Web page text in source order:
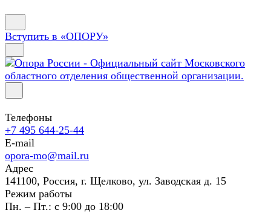
Вступить в «ОПОРУ»
Телефоны
+7 495 644-25-44
E-mail
opora-mo@mail.ru
Адрес
141100, Россия, г. Щелково, ул. Заводская д. 15
Режим работы
Пн. – Пт.: с 9:00 до 18:00